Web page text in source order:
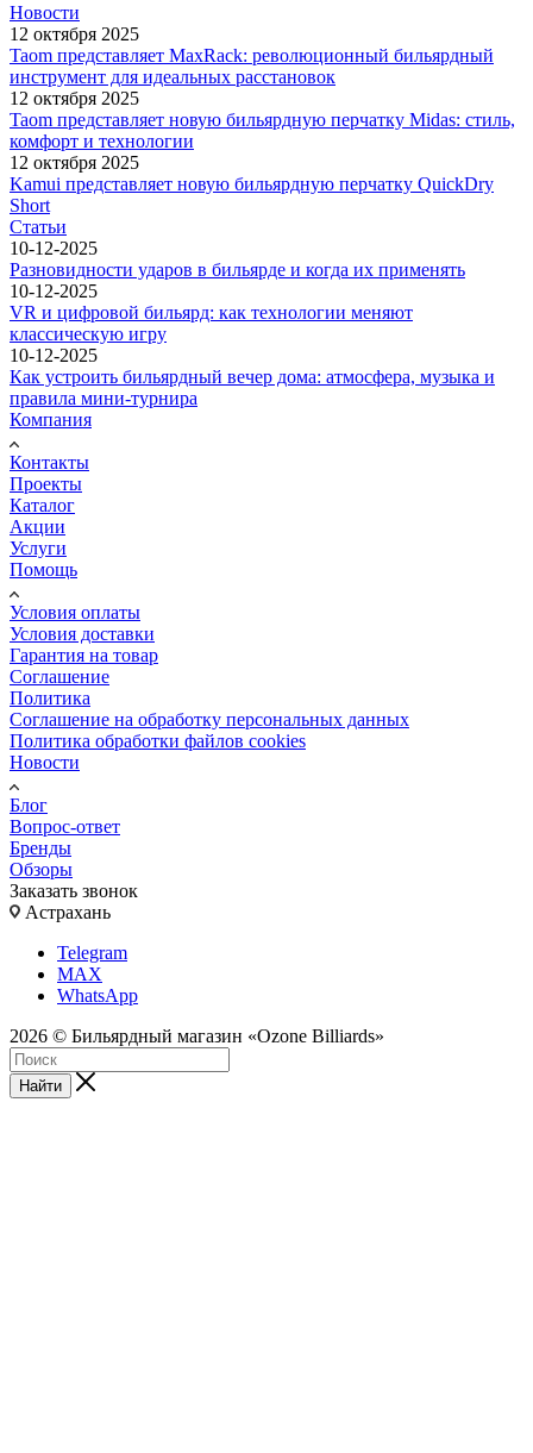
Новости
12 октября 2025
Taom представляет MaxRack: революционный бильярдный
инструмент для идеальных расстановок
12 октября 2025
Taom представляет новую бильярдную перчатку Midas: стиль,
комфорт и технологии
12 октября 2025
Kamui представляет новую бильярдную перчатку QuickDry
Short
Статьи
10-12-2025
Разновидности ударов в бильярде и когда их применять
10-12-2025
VR и цифровой бильярд: как технологии меняют
классическую игру
10-12-2025
Как устроить бильярдный вечер дома: атмосфера, музыка и
правила мини-турнира
Компания
Контакты
Проекты
Каталог
Акции
Услуги
Помощь
Условия оплаты
Условия доставки
Гарантия на товар
Соглашение
Политика
Соглашение на обработку персональных данных
Политика обработки файлов cookies
Новости
Блог
Вопрос-ответ
Бренды
Обзоры
Заказать звонок
Астрахань
Telegram
MAX
WhatsApp
2026 © Бильярдный магазин «Ozone Billiards»
Найти